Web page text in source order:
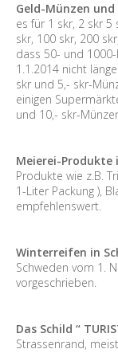
Geld-Münzen und
es für 1 skr, 2 skr 5
skr, 100 skr, 200
dass 50- und
1.1.2014 nicht
skr und 5,- skr-
einigen
und 10,- skr-
Meierei-Produkte
Produkte wie z.B.
1-Liter Packung ),
empfehlenswert.
Winterreifen in
Schweden vom 1.
vorgeschrieben.
Das Schild “
Strassenrand,